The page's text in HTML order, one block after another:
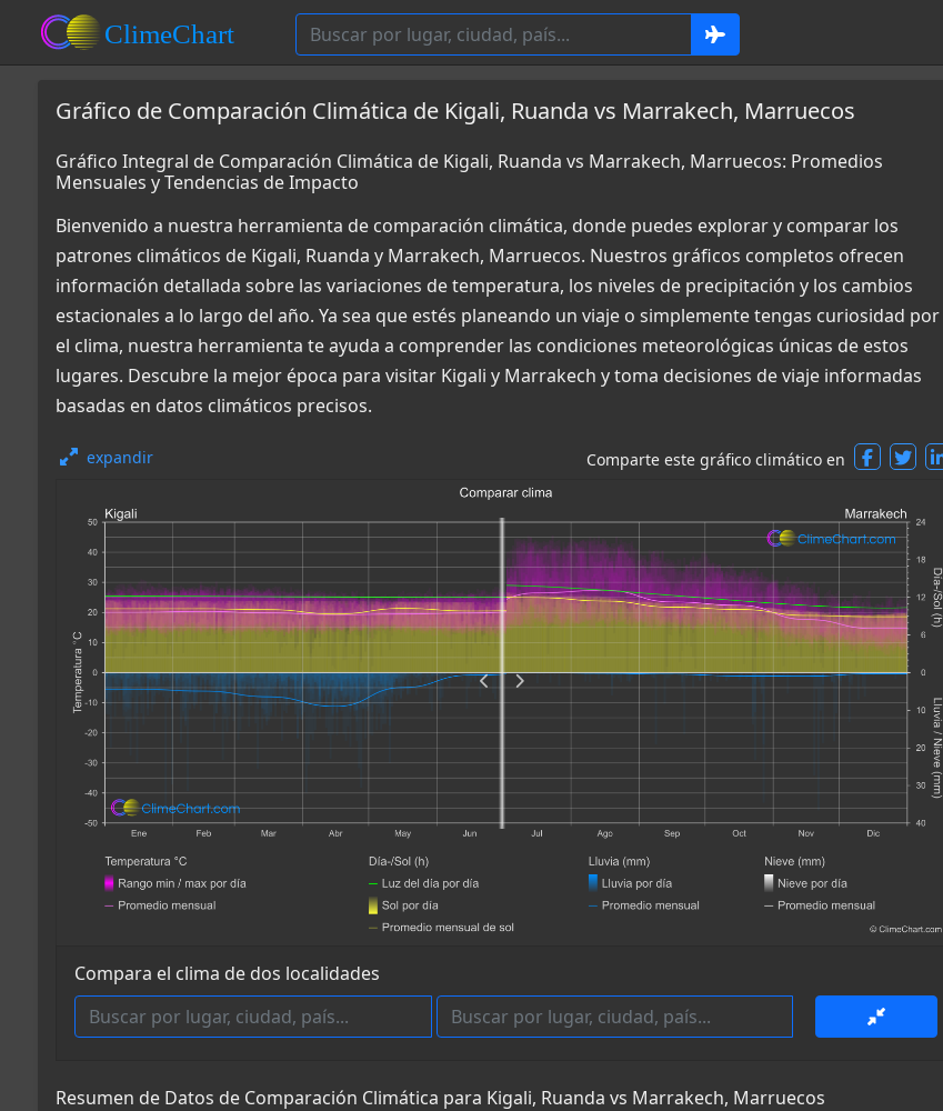
Gráfico de Comparación Climática de Kigali, Ruanda vs Marrakech, Marruecos
Gráfico Integral de Comparación Climática de Kigali, Ruanda vs Marrakech, Marruecos: Promedios
Mensuales y Tendencias de Impacto
Bienvenido a nuestra herramienta de comparación climática, donde puedes explorar y comparar los
patrones climáticos de Kigali, Ruanda y Marrakech, Marruecos. Nuestros gráficos completos ofrecen
información detallada sobre las variaciones de temperatura, los niveles de precipitación y los cambios
estacionales a lo largo del año. Ya sea que estés planeando un viaje o simplemente tengas curiosidad por
el clima, nuestra herramienta te ayuda a comprender las condiciones meteorológicas únicas de estos
lugares. Descubre la mejor época para visitar Kigali y Marrakech y toma decisiones de viaje informadas
basadas en datos climáticos precisos.
expandir Comparte este gráfico climático en
Compara el clima de dos localidades
Resumen de Datos de Comparación Climática para Kigali, Ruanda vs Marrakech, Marruecos